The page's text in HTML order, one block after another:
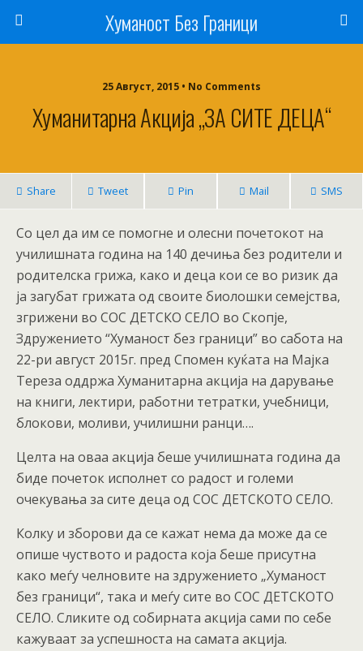
Хуманост Без Граници
25 Август, 2015 • No Comments
Хуманитарна Акција „ЗА СИТЕ ДЕЦА“
Share Tweet Pin Mail SMS
Со цел да им се помогне и олесни почетокот на
училишната година на 140 дечиња без родители и
родителска грижа, како и деца кои се во ризик да
ја загубат грижата од своите биолошки семејства,
згрижени во СОС ДЕТСКО СЕЛО во Скопје,
Здружението “Хуманост без граници” во сабота на
22-ри август 2015г. пред Спомен куќата на Мајка
Тереза оддржа Хуманитарна акција на дарување
на книги, лектири, работни тетратки, учебници,
блокови, моливи, училишни ранци….
Целта на оваа акција беше училишната година да
биде почеток исполнет со радост и големи
очекувања за сите деца од СОС ДЕТСКOТО СЕЛО.
Колку и зборови да се кажат нема да може да се
опише чуството и радоста која беше присутна
како меѓу челновите на здружението „Хуманост
без граници“, така и меѓу сите во СОС ДЕТСКОТО
СЕЛО. Сликите од собирната акција сами по себе
кажуваат за успешноста на самата акција.